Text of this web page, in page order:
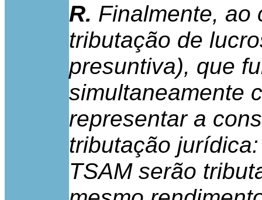
R. Finalmente, ao
tributação de
presuntiva), que
simultaneamente
representar a
tributação
TSAM serão